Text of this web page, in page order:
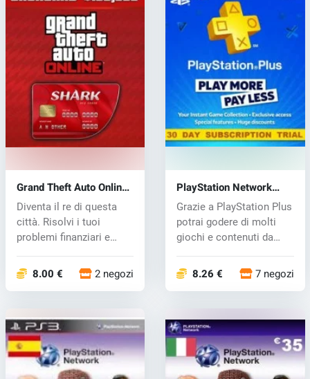
Grand Theft Auto Online
Shark Cash Card (PS4)
key
Diventa il re di questa
città. Risolvi i tuoi
problemi finanziari e
8.00 € 2 negozi
PlayStation Network
Card 30 days
Grazie a PlayStation Plus
potrai godere di molti
giochi e contenuti da
8.26 € 7 negozi